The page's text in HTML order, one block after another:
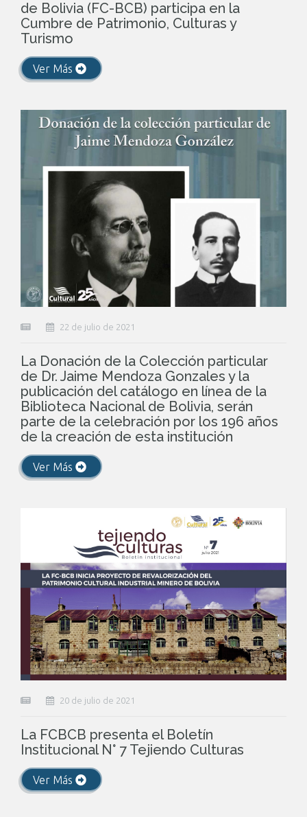
de Bolivia (FC-BCB) participa en la
Cumbre de Patrimonio, Culturas y
Turismo
Ver Más
22 de julio de 2021
La Donación de la Colección particular
de Dr. Jaime Mendoza Gonzales y la
publicación del catálogo en línea de la
Biblioteca Nacional de Bolivia, serán
parte de la celebración por los 196 años
de la creación de esta institución
Ver Más
20 de julio de 2021
La FCBCB presenta el Boletín
Institucional N° 7 Tejiendo Culturas
Ver Más